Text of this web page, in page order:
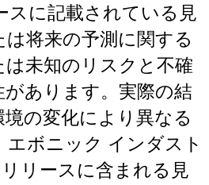
スに記載されている見
将来の予測に関する
未知のリスクと不確
あります。実際の結
の変化により異なる
ボニック インダスト
リースに含まれる見